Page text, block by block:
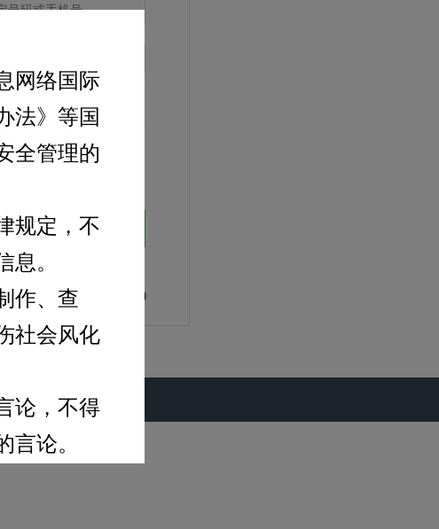
登录
(Chrome)或苹果浏览器(Safari)
网络国际
法》等国
全管理的
规定，不
。
作、查
社会风化
论，不得
论。